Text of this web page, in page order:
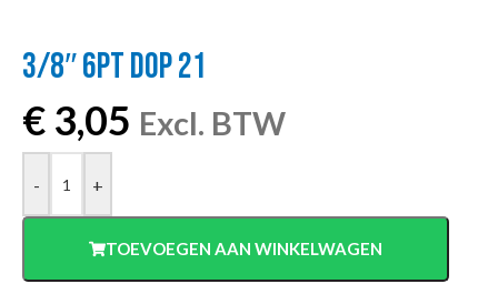
3/8″ 6PT DOP 21
€ 3,05 Excl. BTW
- +
TOEVOEGEN AAN WINKELWAGEN